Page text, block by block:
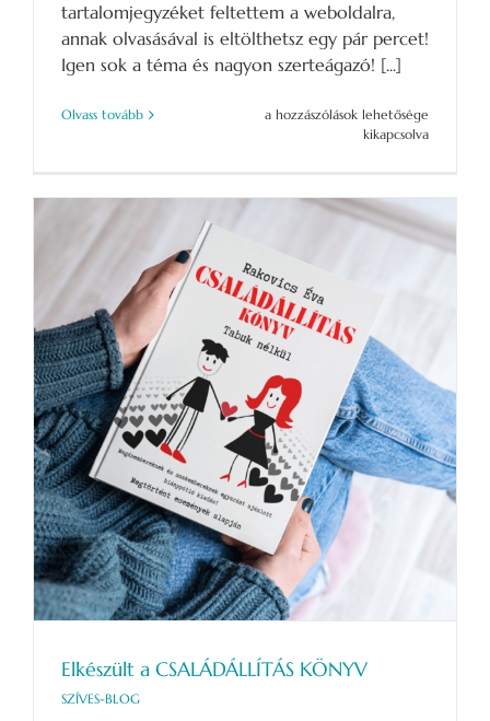
tartalomjegyzéket feltettem a weboldalra,
annak olvasásával is eltölthetsz egy pár percet!
Igen sok a téma és nagyon szerteágazó! [...]
Olvass tovább
Miről
a hozzászólások lehetősége
kikapcsolva
Elkészült a CSALÁDÁLLÍTÁS KÖNYV
SZÍVES-BLOG